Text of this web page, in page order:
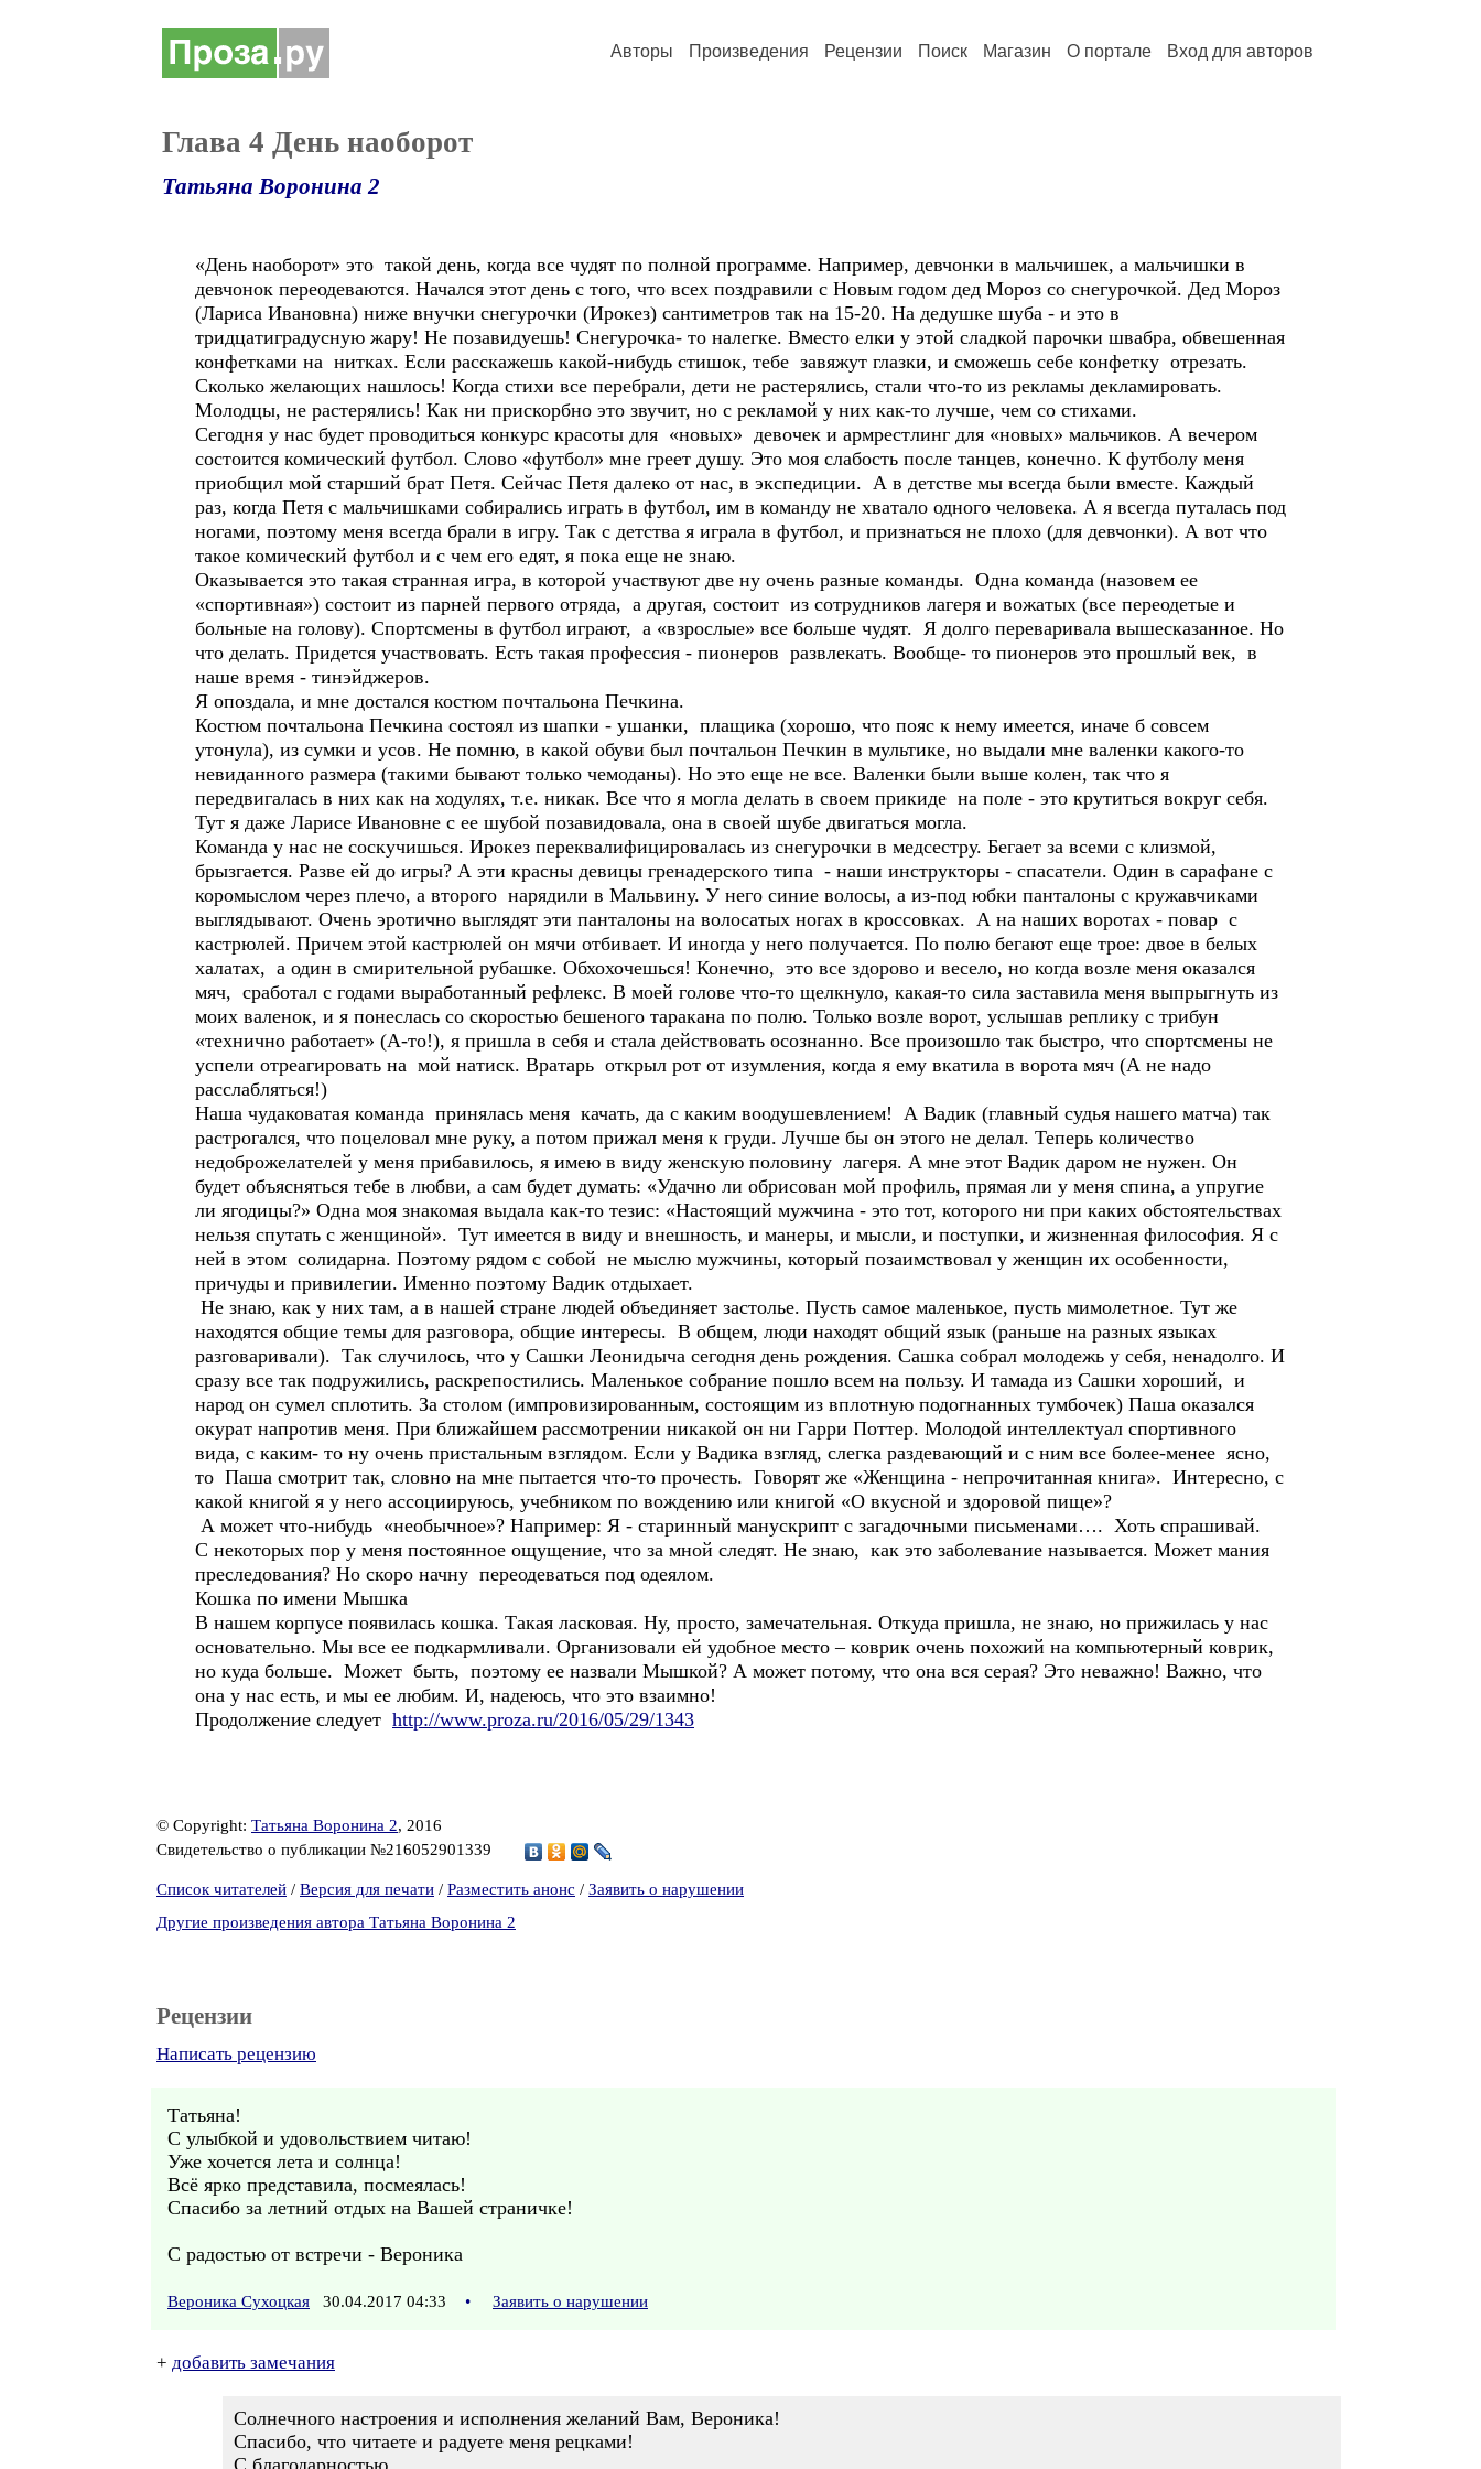
Авторы Произведения Рецензии Поиск Магазин О портале Вход для авторов
Глава 4 День наоборот
Татьяна Воронина 2
«День наоборот» это такой день, когда все чудят по полной программе. Например, девчонки в мальчишек, а мальчишки в
девчонок переодеваются. Начался этот день с того, что всех поздравили с Новым годом дед Мороз со снегурочкой. Дед Мороз
(Лариса Ивановна) ниже внучки снегурочки (Ирокез) сантиметров так на 15-20. На дедушке шуба - и это в
тридцатиградусную жару! Не позавидуешь! Снегурочка- то налегке. Вместо елки у этой сладкой парочки швабра, обвешенная
конфетками на нитках. Если расскажешь какой-нибудь стишок, тебе завяжут глазки, и сможешь себе конфетку отрезать.
Сколько желающих нашлось! Когда стихи все перебрали, дети не растерялись, стали что-то из рекламы декламировать.
Молодцы, не растерялись! Как ни прискорбно это звучит, но с рекламой у них как-то лучше, чем со стихами.
Сегодня у нас будет проводиться конкурс красоты для «новых» девочек и армрестлинг для «новых» мальчиков. А вечером
состоится комический футбол. Слово «футбол» мне греет душу. Это моя слабость после танцев, конечно. К футболу меня
приобщил мой старший брат Петя. Сейчас Петя далеко от нас, в экспедиции. А в детстве мы всегда были вместе. Каждый
раз, когда Петя с мальчишками собирались играть в футбол, им в команду не хватало одного человека. А я всегда путалась под
ногами, поэтому меня всегда брали в игру. Так с детства я играла в футбол, и признаться не плохо (для девчонки). А вот что
такое комический футбол и с чем его едят, я пока еще не знаю.
Оказывается это такая странная игра, в которой участвуют две ну очень разные команды. Одна команда (назовем ее
«спортивная») состоит из парней первого отряда, а другая, состоит из сотрудников лагеря и вожатых (все переодетые и
больные на голову). Спортсмены в футбол играют, а «взрослые» все больше чудят. Я долго переваривала вышесказанное. Но
что делать. Придется участвовать. Есть такая профессия - пионеров развлекать. Вообще- то пионеров это прошлый век, в
наше время - тинэйджеров.
Я опоздала, и мне достался костюм почтальона Печкина.
Костюм почтальона Печкина состоял из шапки - ушанки, плащика (хорошо, что пояс к нему имеется, иначе б совсем
утонула), из сумки и усов. Не помню, в какой обуви был почтальон Печкин в мультике, но выдали мне валенки какого-то
невиданного размера (такими бывают только чемоданы). Но это еще не все. Валенки были выше колен, так что я
передвигалась в них как на ходулях, т.е. никак. Все что я могла делать в своем прикиде на поле - это крутиться вокруг себя.
Тут я даже Ларисе Ивановне с ее шубой позавидовала, она в своей шубе двигаться могла.
Команда у нас не соскучишься. Ирокез переквалифицировалась из снегурочки в медсестру. Бегает за всеми с клизмой,
брызгается. Разве ей до игры? А эти красны девицы гренадерского типа - наши инструкторы - спасатели. Один в сарафане с
коромыслом через плечо, а второго нарядили в Мальвину. У него синие волосы, а из-под юбки панталоны с кружавчиками
выглядывают. Очень эротично выглядят эти панталоны на волосатых ногах в кроссовках. А на наших воротах - повар с
кастрюлей. Причем этой кастрюлей он мячи отбивает. И иногда у него получается. По полю бегают еще трое: двое в белых
халатах, а один в смирительной рубашке. Обхохочешься! Конечно, это все здорово и весело, но когда возле меня оказался
мяч, сработал с годами выработанный рефлекс. В моей голове что-то щелкнуло, какая-то сила заставила меня выпрыгнуть из
моих валенок, и я понеслась со скоростью бешеного таракана по полю. Только возле ворот, услышав реплику с трибун
«технично работает» (А-то!), я пришла в себя и стала действовать осознанно. Все произошло так быстро, что спортсмены не
успели отреагировать на мой натиск. Вратарь открыл рот от изумления, когда я ему вкатила в ворота мяч (А не надо
расслабляться!)
Наша чудаковатая команда принялась меня качать, да с каким воодушевлением! А Вадик (главный судья нашего матча) так
растрогался, что поцеловал мне руку, а потом прижал меня к груди. Лучше бы он этого не делал. Теперь количество
недоброжелателей у меня прибавилось, я имею в виду женскую половину лагеря. А мне этот Вадик даром не нужен. Он
будет объясняться тебе в любви, а сам будет думать: «Удачно ли обрисован мой профиль, прямая ли у меня спина, а упругие
ли ягодицы?» Одна моя знакомая выдала как-то тезис: «Настоящий мужчина - это тот, которого ни при каких обстоятельствах
нельзя спутать с женщиной». Тут имеется в виду и внешность, и манеры, и мысли, и поступки, и жизненная философия. Я с
ней в этом солидарна. Поэтому рядом с собой не мыслю мужчины, который позаимствовал у женщин их особенности,
причуды и привилегии. Именно поэтому Вадик отдыхает.
Не знаю, как у них там, а в нашей стране людей объединяет застолье. Пусть самое маленькое, пусть мимолетное. Тут же
находятся общие темы для разговора, общие интересы. В общем, люди находят общий язык (раньше на разных языках
разговаривали). Так случилось, что у Сашки Леонидыча сегодня день рождения. Сашка собрал молодежь у себя, ненадолго. И
сразу все так подружились, раскрепостились. Маленькое собрание пошло всем на пользу. И тамада из Сашки хороший, и
народ он сумел сплотить. За столом (импровизированным, состоящим из вплотную подогнанных тумбочек) Паша оказался
окурат напротив меня. При ближайшем рассмотрении никакой он ни Гарри Поттер. Молодой интеллектуал спортивного
вида, с каким- то ну очень пристальным взглядом. Если у Вадика взгляд, слегка раздевающий и с ним все более-менее ясно,
то Паша смотрит так, словно на мне пытается что-то прочесть. Говорят же «Женщина - непрочитанная книга». Интересно, с
какой книгой я у него ассоциируюсь, учебником по вождению или книгой «О вкусной и здоровой пище»?
А может что-нибудь «необычное»? Например: Я - старинный манускрипт с загадочными письменами…. Хоть спрашивай.
С некоторых пор у меня постоянное ощущение, что за мной следят. Не знаю, как это заболевание называется. Может мания
преследования? Но скоро начну переодеваться под одеялом.
Кошка по имени Мышка
В нашем корпусе появилась кошка. Такая ласковая. Ну, просто, замечательная. Откуда пришла, не знаю, но прижилась у нас
основательно. Мы все ее подкармливали. Организовали ей удобное место – коврик очень похожий на компьютерный коврик,
но куда больше. Может быть, поэтому ее назвали Мышкой? А может потому, что она вся серая? Это неважно! Важно, что
она у нас есть, и мы ее любим. И, надеюсь, что это взаимно!
Продолжение следует http://www.proza.ru/2016/05/29/1343
© Copyright: Татьяна Воронина 2, 2016
Свидетельство о публикации №216052901339
Список читателей / Версия для печати / Разместить анонс / Заявить о нарушении
Другие произведения автора Татьяна Воронина 2
Рецензии
Написать рецензию
Татьяна!
С улыбкой и удовольствием читаю!
Уже хочется лета и солнца!
Всё ярко представила, посмеялась!
Спасибо за летний отдых на Вашей страничке!
С радостью от встречи - Вероника
Вероника Сухоцкая 30.04.2017 04:33 • Заявить о нарушении
+ добавить замечания
Солнечного настроения и исполнения желаний Вам, Вероника!
Спасибо, что читаете и радуете меня рецками!
С благодарностью